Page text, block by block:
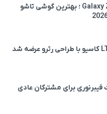
بررسی Galaxy Z Fold8 Ultra ؛ بهترین گوشی تاشو
برای مشترکان عادی